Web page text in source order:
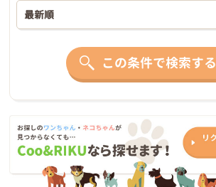
この条件で検索する